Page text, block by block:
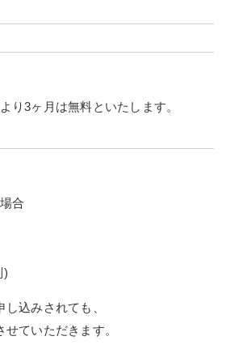
り3ヶ月は無料といたします。
合
)
込みされても、
ていただきます。